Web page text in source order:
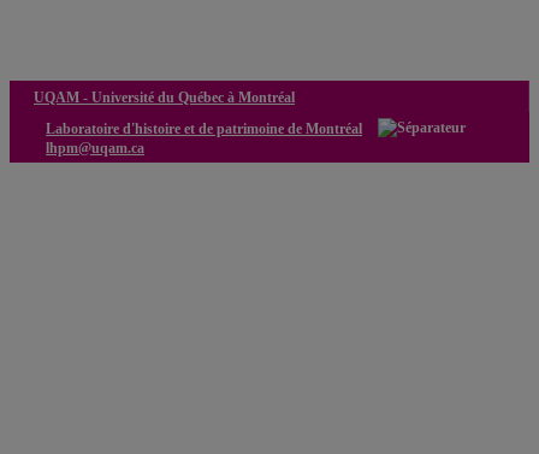
UQAM - Université du Québec à Montréal
Laboratoire d'histoire et de patrimoine de Montréal
lhpm@uqam.ca